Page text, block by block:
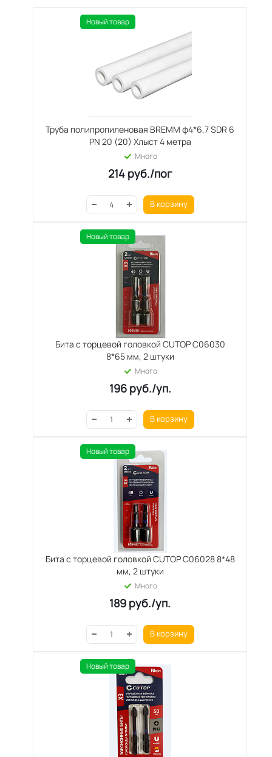
Новый товар
Труба полипропиленовая BREMM ф4*6,7 SDR 6
PN 20 (20) Хлыст 4 метра
Много
214 руб./пог
В корзину
Новый товар
Бита с торцевой головкой CUTOP C06030
8*65 мм, 2 штуки
Много
196руб./уп.
В корзину
Новый товар
Бита с торцевой головкой CUTOP C06028 8*48
мм, 2 штуки
Много
189 руб./уп.
В корзину
Новый товар